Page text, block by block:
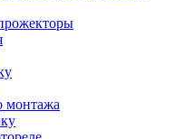
монтажа